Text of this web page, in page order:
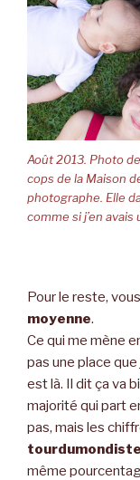
Août 2013. Photo
cops de la Maison
photographe. Elle
comme si j’en
Pour le reste,
moyenne.
Ce qui me mène
pas une place
est là. Il dit ça va
majorité qui part
pas, mais les
même